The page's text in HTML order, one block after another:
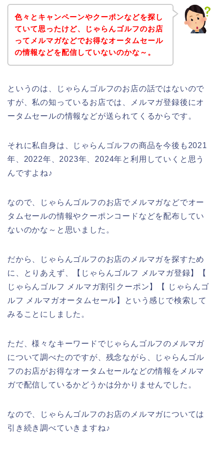
色々とキャンペーンやクーポンなどを探し
ていて思ったけど、じゃらんゴルフのお店
ってメルマガなどでお得なオータムセール
の情報などを配信していないのかな～。
というのは、じゃらんゴルフのお店の話ではないので
すが、私の知っているお店では、メルマガ登録後にオ
ータムセールの情報などが送られてくるからです。
それに私自身は、じゃらんゴルフの商品を今後も2021
年、2022年、2023年、2024年と利用していくと思う
んですよね♪
なので、じゃらんゴルフのお店でメルマガなどでオー
タムセールの情報やクーポンコードなどを配布してい
ないのかな～と思いました。
だから、じゃらんゴルフのお店のメルマガを探すため
に、とりあえず、【じゃらんゴルフ メルマガ登録】【
じゃらんゴルフ メルマガ割引クーポン】【 じゃらんゴ
ルフ メルマガオータムセール】という感じで検索して
みることにしました。
ただ、様々なキーワードでじゃらんゴルフのメルマガ
について調べたのですが、残念ながら、じゃらんゴル
フのお店がお得なオータムセールなどの情報をメルマ
ガで配信しているかどうかは分かりませんでした。
なので、じゃらんゴルフのお店のメルマガについては
引き続き調べていきますね♪